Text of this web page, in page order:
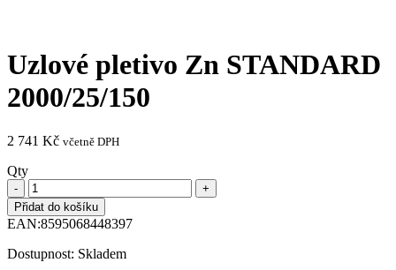
Uzlové pletivo Zn STANDARD
2000/25/150
2 741 Kč včetně DPH
Qty
Přidat do košíku
EAN:8595068448397
Dostupnost: Skladem